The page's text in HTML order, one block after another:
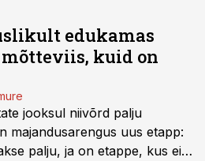
ei jää.
edukamas
mõtteviis, kuid on
jooksul niivõrd palju
majandusarengus uus etapp:
palju, ja on etappe, kus ei